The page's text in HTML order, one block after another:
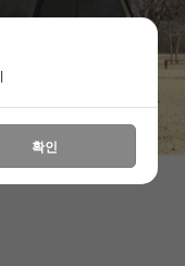
확인